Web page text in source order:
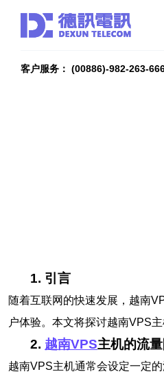
客户服务： (00886)-982-263-
1. 引言
随着互联网的快速发展，越南
户体验。本文将探讨越南VPS
2. 越南VPS主机的流
越南VPS主机通常会设定一定